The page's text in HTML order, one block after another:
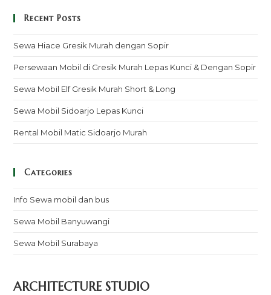
Recent Posts
Sewa Hiace Gresik Murah dengan Sopir
Persewaan Mobil di Gresik Murah Lepas Kunci & Dengan Sopir
Sewa Mobil Elf Gresik Murah Short & Long
Sewa Mobil Sidoarjo Lepas Kunci
Rental Mobil Matic Sidoarjo Murah
Categories
Info Sewa mobil dan bus
Sewa Mobil Banyuwangi
Sewa Mobil Surabaya
ARCHITECTURE STUDIO